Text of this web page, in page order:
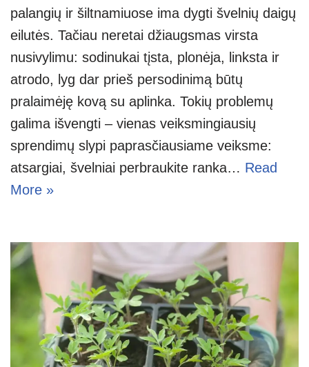
palangių ir šiltnamiuose ima dygti švelnių daigų
eilutės. Tačiau neretai džiaugsmas virsta
nusivylimu: sodinukai tįsta, plonėja, linksta ir
atrodo, lyg dar prieš persodinimą būtų
pralaimėję kovą su aplinka. Tokių problemų
galima išvengti – vienas veiksmingiausių
sprendimų slypi paprasčiausiame veiksme:
atsargiai, švelniai perbraukite ranka… Read
More »